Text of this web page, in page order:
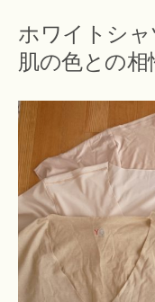
ホワイトシャ
肌の色との